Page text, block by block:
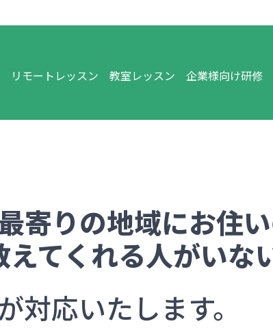
リモートレッスン 教室レッスン 企業様向け研修
寄りの地域にお住
てくれる人がいな
対応いたします。